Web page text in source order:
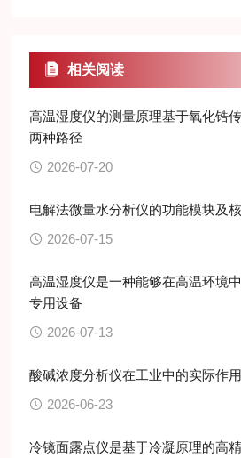
相关阅读
高温湿度仪的测量原理基于氧化锆
两种路径
2026-07-20
电解法微量水分析仪的功能模块及
2026-07-15
高温湿度仪是一种能够在高温环境
专用设备
2026-07-13
酸碱浓度分析仪在工业中的实际作用
2026-06-23
冷镜面露点仪是基于冷凝原理的高